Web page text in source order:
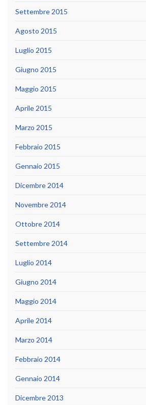
Settembre 2015
Agosto 2015
Luglio 2015
Giugno 2015
Maggio 2015
Aprile 2015
Marzo 2015
Febbraio 2015
Gennaio 2015
Dicembre 2014
Novembre 2014
Ottobre 2014
Settembre 2014
Luglio 2014
Giugno 2014
Maggio 2014
Aprile 2014
Marzo 2014
Febbraio 2014
Gennaio 2014
Dicembre 2013